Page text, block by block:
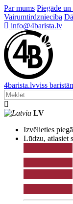
Par mums Piegāde un
Vairumtirdzniecība
info@4barista.lv
4barista.lvviss
LV
Izvēlieties
Lūdzu, atlasiet